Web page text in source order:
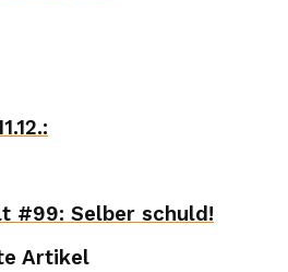
#99: Selber schuld!
Artikel